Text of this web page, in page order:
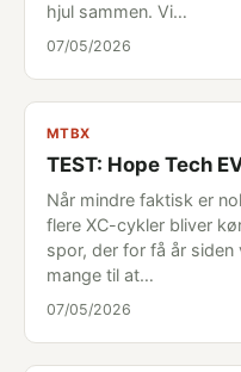
hjul sammen. Vi…
07/05/2026
MTBX
TEST: Hope Tech
Når mindre faktisk er
flere XC-cykler bliver
spor, der for få år siden
mange til at…
07/05/2026